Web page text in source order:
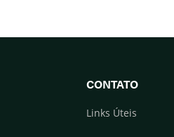
CONTATO
Links Úteis